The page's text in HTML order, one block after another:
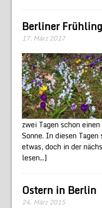
Berliner Frühling
17. März 2017
zwei Tagen schon
Sonne. In diesen
etwas, doch in der
lesen...]
Ostern in Berlin
24. März 2015